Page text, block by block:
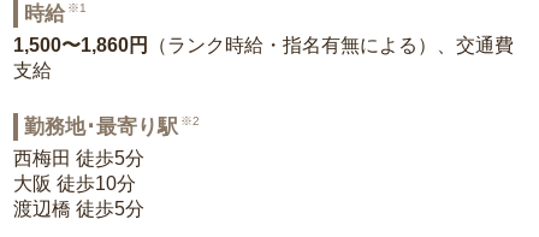
時給 ※1
1,500〜1,860円
（ランク時給・指名有無による）、交通費
支給
勤務地･最寄り駅 ※2
西梅田 徒歩5分
大阪 徒歩10分
渡辺橋 徒歩5分